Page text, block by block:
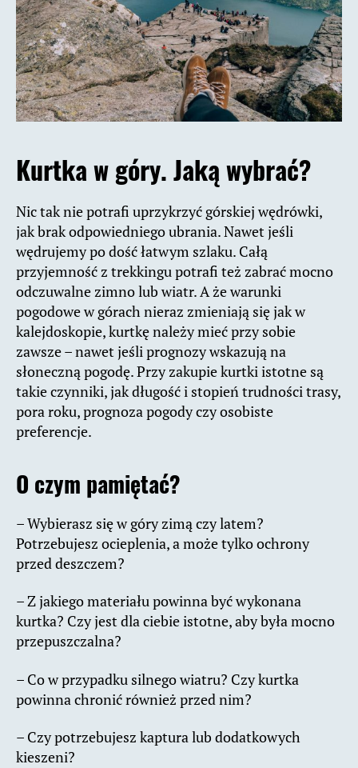
Kurtka w góry. Jaką wybrać?
Nic tak nie potrafi uprzykrzyć górskiej wędrówki,
jak brak odpowiedniego ubrania. Nawet jeśli
wędrujemy po dość łatwym szlaku. Całą
przyjemność z trekkingu potrafi też zabrać mocno
odczuwalne zimno lub wiatr. A że warunki
pogodowe w górach nieraz zmieniają się jak w
kalejdoskopie, kurtkę należy mieć przy sobie
zawsze – nawet jeśli prognozy wskazują na
słoneczną pogodę. Przy zakupie kurtki istotne są
takie czynniki, jak długość i stopień trudności trasy,
pora roku, prognoza pogody czy osobiste
preferencje.
O czym pamiętać?
– Wybierasz się w góry zimą czy latem?
Potrzebujesz ocieplenia, a może tylko ochrony
przed deszczem?
– Z jakiego materiału powinna być wykonana
kurtka? Czy jest dla ciebie istotne, aby była mocno
przepuszczalna?
– Co w przypadku silnego wiatru? Czy kurtka
powinna chronić również przed nim?
– Czy potrzebujesz kaptura lub dodatkowych
kieszeni?